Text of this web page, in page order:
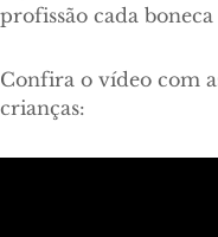
profissão cada boneca
Confira o vídeo com
crianças: